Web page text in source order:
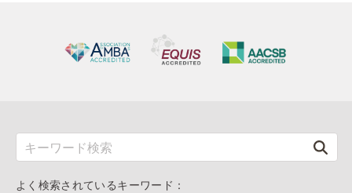
よく検索されているキーワード：